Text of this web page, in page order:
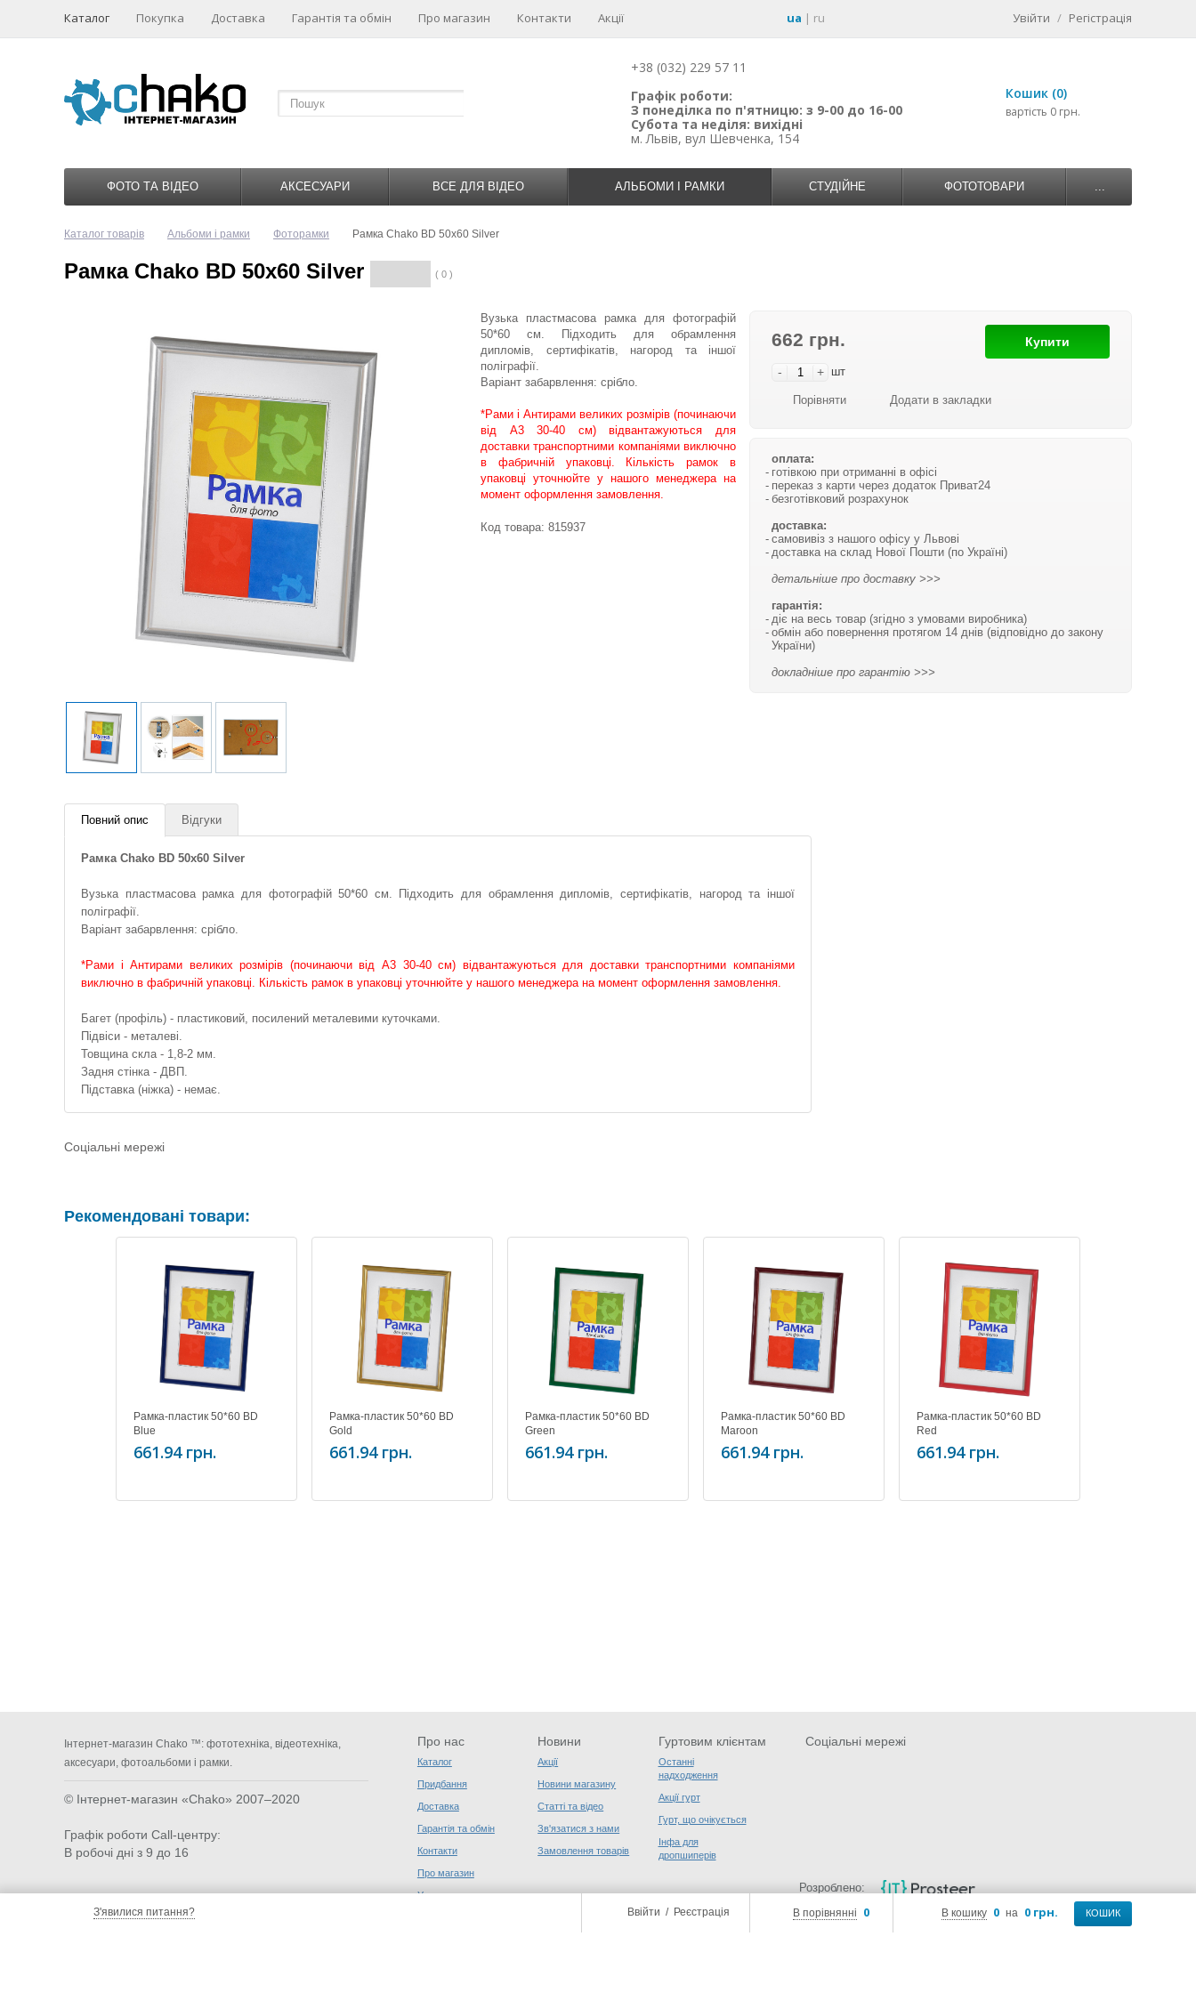
З'явилися питання? В кошику 0 на 0 грн. КОШИК
В порівнянні 0
Ввійти / Реєстрація
Каталог Покупка Доставка Гарантія та обмін Про магазин Контакти Акції ua | ru Увійти / Регістрація
+38 (032) 229 57 11
Графік роботи:
З понеділка по п'ятницю: з 9-00 до 16-00
Субота та неділя: вихідні
м. Львів, вул Шевченка, 154
Кошик (0)
вартість 0 грн.
ФОТО ТА ВІДЕО АКСЕСУАРИ ВСЕ ДЛЯ ВІДЕО АЛЬБОМИ І РАМКИ СТУДІЙНЕ ФОТОТОВАРИ ...
Каталог товарів Альбоми і рамки Фоторамки Рамка Chako BD 50x60 Silver
Рамка Chako BD 50x60 Silver ( 0 )
662 грн.
- + шт
Купити
Порівняти Додати в закладки
оплата:
готівкою при отриманні в офісі
переказ з карти через додаток Приват24
безготівковий розрахунок
доставка:
самовивіз з нашого офісу у Львові
доставка на склад Нової Пошти (по Україні)
детальніше про доставку >>>
гарантія:
діє на весь товар (згідно з умовами виробника)
обмін або повернення протягом 14 днів (відповідно до закону
України)
докладніше про гарантію >>>
Вузька пластмасова рамка для фотографій
50*60 см. Підходить для обрамлення
дипломів, сертифікатів, нагород та іншої
поліграфії.
Варіант забарвлення: срібло.
*Рами і Антирами великих розмірів (починаючи
від А3 30-40 см) відвантажуються для
доставки транспортними компаніями виключно
в фабричній упаковці. Кількість рамок в
упаковці уточнюйте у нашого менеджера на
момент оформлення замовлення.
Код товара: 815937
Повний опис Відгуки
Рамка Chako BD 50x60 Silver
Вузька пластмасова рамка для фотографій 50*60 см. Підходить для обрамлення дипломів, сертифікатів, нагород та іншої
поліграфії.
Варіант забарвлення: срібло.
*Рами і Антирами великих розмірів (починаючи від А3 30-40 см) відвантажуються для доставки транспортними компаніями
виключно в фабричній упаковці. Кількість рамок в упаковці уточнюйте у нашого менеджера на момент оформлення замовлення.
Багет (профіль) - пластиковий, посилений металевими куточками.
Підвіси - металеві.
Товщина скла - 1,8-2 мм.
Задня стінка - ДВП.
Підставка (ніжка) - немає.
Соціальні мережі
Рекомендовані товари:
Рамка-пластик 50*60 BD
Blue
661.94 грн.
Рамка-пластик 50*60 BD
Gold
661.94 грн.
Рамка-пластик 50*60 BD
Green
661.94 грн.
Рамка-пластик 50*60 BD
Maroon
661.94 грн.
Рамка-пластик 50*60 BD
Red
661.94 грн.
Інтернет-магазин Chako ™: фототехніка, відеотехніка,
аксесуари, фотоальбоми і рамки.
© Інтернет-магазин «Chako» 2007–2020
Графік роботи Call-центру:
В робочі дні з 9 до 16
Про нас
Каталог
Придбання
Доставка
Гарантія та обмін
Контакти
Про магазин
Угода користувача
Новини
Акції
Новини магазину
Статті та відео
Зв'язатися з нами
Замовлення товарів
Гуртовим клієнтам
Останні
надходження
Акції гурт
Гурт, що очікується
Інфа для
дропшиперів
Соціальні мережі
Розроблено: